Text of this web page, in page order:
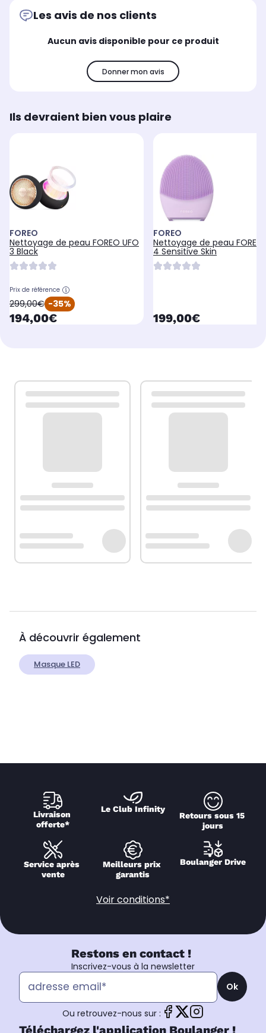
Les avis de nos clients
Aucun avis disponible pour ce produit
Donner mon avis
Ils devraient bien vous plaire
FOREO
Nettoyage de peau FOREO UFO
3 Black
Prix de référence
oldPrice
299,00€ -35%
currentPrice
194,00€
FOREO
Nettoyage de peau FOREO
4 Sensitive Skin
currentPrice
199,00€
À découvrir également
Masque LED
Livraison
offerte*
Le Club Infinity
Retours sous 15
jours
Service après
vente
Meilleurs prix
garantis
Boulanger Drive
Voir conditions*
Restons en contact !
Inscrivez-vous à la newsletter
Ok
Ou retrouvez-nous sur :